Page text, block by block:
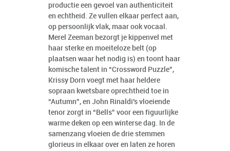
productie een gevoel van authenticiteit
en echtheid. Ze vullen elkaar perfect aan,
op persoonlijk vlak, maar ook vocaal.
Merel Zeeman bezorgt je kippenvel met
haar sterke en moeiteloze belt (op
plaatsen waar het nodig is) en toont haar
komische talent in “Crossword Puzzle”,
Krissy Dorn voegt met haar heldere
sopraan kwetsbare oprechtheid toe in
“Autumn”, en John Rinaldi's vloeiende
tenor zorgt in “Bells” voor een figuurlijke
warme deken op een winterse dag. In de
samenzang vloeien de drie stemmen
glorieus in elkaar over en laten ze horen